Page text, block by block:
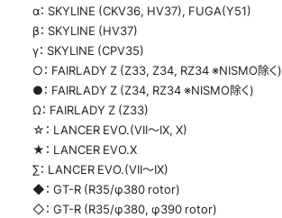
α： SKYLINE (CKV36, HV37), FUGA(Y51)
β： SKYLINE (HV37)
γ： SKYLINE (CPV35)
○： FAIRLADY Z (Z33, Z34, RZ34 ※NISMO除く)
●： FAIRLADY Z (Z34, RZ34 ※NISMO除く)
Ω： FAIRLADY Z (Z33)
☆： LANCER EVO.(VII～IX, X)
★： LANCER EVO.X
∑： LANCER EVO.(VII～IX)
◆： GT-R (R35/φ380 rotor)
◇： GT-R (R35/φ380, φ390 rotor)